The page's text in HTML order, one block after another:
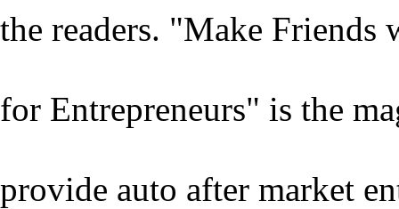
the readers. "Make
for Entrepreneurs" is the
provide auto after market